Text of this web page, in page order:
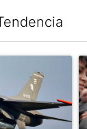
con el